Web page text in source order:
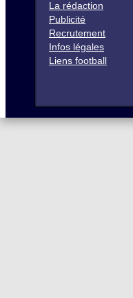
La rédaction
Publicité
Recrutement
Infos légales
Liens football